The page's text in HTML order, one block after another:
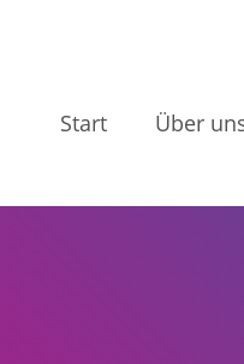
Start Über